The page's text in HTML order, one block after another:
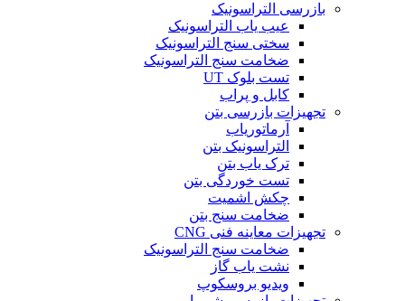
بازرسی التراسونیک
عیب یاب التراسونیک
سختی سنج التراسونیک
ضخامت سنج التراسونیک
تست بلوک UT
کابل و پراب
تجهیزات بازرسی بتن
آرماتوریاب
التراسونیک بتن
ترک یاب بتن
تست خوردگی بتن
چکش اشمیت
ضخامت سنج بتن
تجهیزات معاینه فنی CNG
ضخامت سنج التراسونیک
نشت یاب گاز
ویدیو بروسکوپ